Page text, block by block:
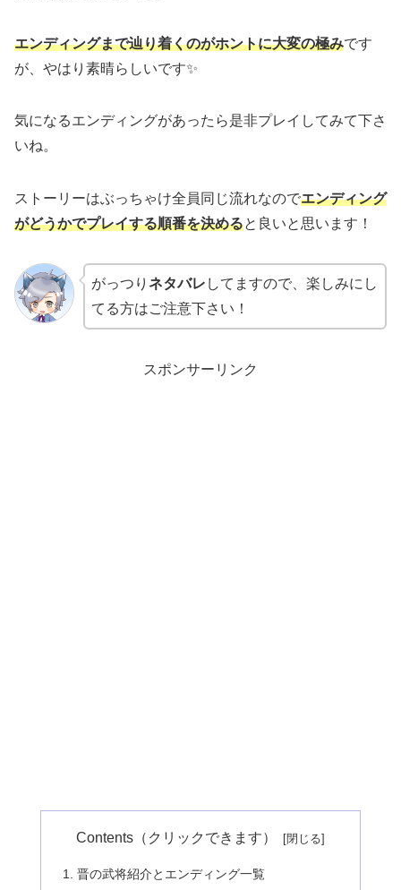
エンディングまで辿り着くのがホントに大変の極みです
が、やはり素晴らしいです✨
気になるエンディングがあったら是非プレイしてみて下さ
いね。
ストーリーはぶっちゃけ全員同じ流れなのでエンディング
がどうかでプレイする順番を決めると良いと思います！
がっつり ネタバレ してますので、楽しみにし
てる方はご注意下さい！
スポンサーリンク
Contents（クリックできます）
晋の武将紹介とエンディング一覧